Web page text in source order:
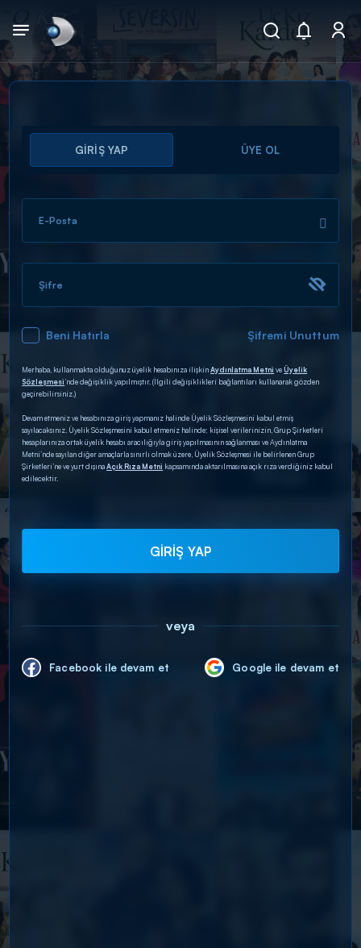
Arama
ARAMA SONUÇLARI
DİĞER SONUÇLAR
GİRİŞ YAP ÜYE OL
E-Posta
Şifre
Beni Hatırla Şifremi Unuttum
Merhaba, kullanmakta olduğunuz üyelik hesabınıza ilişkinAydınlatma Metni veÜyelik
Sözleşmesi’nde değişiklik yapılmıştır. (İlgili değişiklikleri bağlantıları kullanarak gözden
geçirebilirsiniz.)
Devam etmeniz ve hesabınıza giriş yapmanız halinde Üyelik Sözleşmesini kabul etmiş
sayılacaksınız. Üyelik Sözleşmesini kabul etmeniz halinde; kişisel verilerinizin, Grup Şirketleri
hesaplarınıza ortak üyelik hesabı aracılığıyla giriş yapılmasının sağlanması ve Aydınlatma
Metni’nde sayılan diğer amaçlarla sınırlı olmak üzere, Üyelik Sözleşmesi ile belirlenen Grup
Şirketleri’ne ve yurt dışınaAçık Rıza Metni kapsamında aktarılmasına açık rıza verdiğiniz kabul
edilecektir.
GİRİŞ YAP
veya
Facebook ile devam et Google ile devam et